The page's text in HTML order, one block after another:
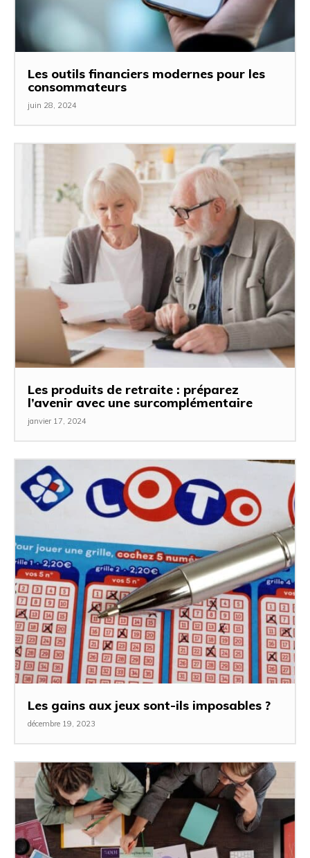
Les outils financiers modernes pour les
consommateurs
juin 28, 2024
Les produits de retraite : préparez
l’avenir avec une surcomplémentaire
janvier 17, 2024
Les gains aux jeux sont-ils imposables ?
décembre 19, 2023